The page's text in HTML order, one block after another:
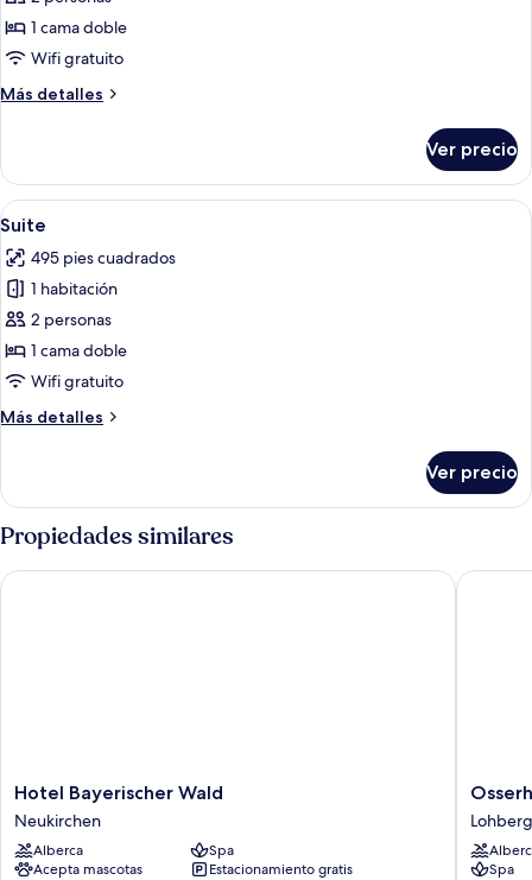
Habitación
doble
1 cama doble
Wifi gratuito
Más detalles
Más
doble
Ver precio
Abrir
todas
las
fotos
de
Suite
Minibar, tabla de planchar con
12
Suite
495 pies cuadrados
1 habitación
2 personas
1 cama doble
Wifi gratuito
Más detalles
Más
Ver precio
Propiedades similares
Hotel
Bayerischer
Wald
Neukirchen
Hotel Bayerischer Wald
Neukirchen
Alberca
Spa
Acepta mascotas
Estacionamiento gratis
Hotel Bayerischer Wald
Lohberg
Lohberg
Spa